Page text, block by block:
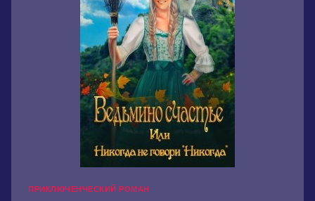
ПРИКЛЮЧЕНЧЕСКИЙ РОМАН